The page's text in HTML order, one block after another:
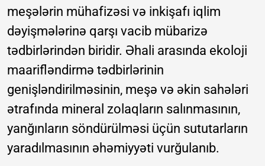
meşələrin mühafizəsi və inkişafı iqlim
dəyişmələrinə qarşı vacib mübarizə
tədbirlərindən biridir. Əhali arasında ekoloji
maarifləndirmə tədbirlərinin
genişləndirilməsinin, meşə və əkin sahələri
ətrafında mineral zolaqların salınmasının,
yanğınların söndürülməsi üçün sututarların
yaradılmasının əhəmiyyəti vurğulanıb.